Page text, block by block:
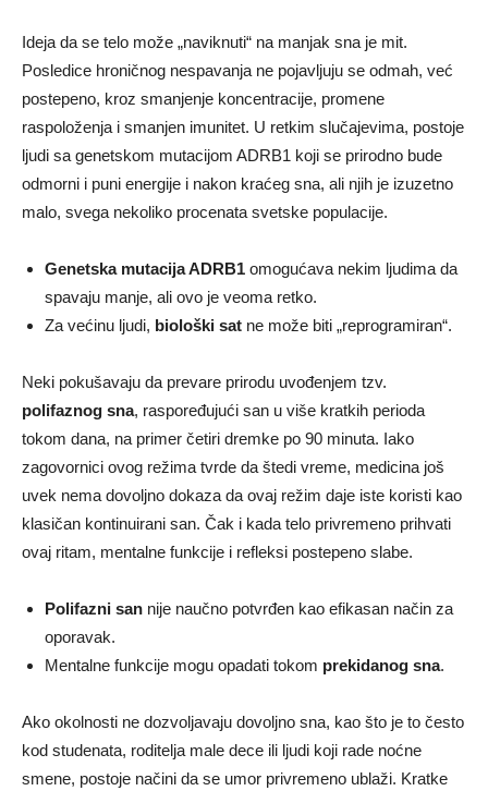
Ideja da se telo može „naviknuti“ na manjak sna je mit.
Posledice hroničnog nespavanja ne pojavljuju se odmah, već
postepeno, kroz smanjenje koncentracije, promene
raspoloženja i smanjen imunitet. U retkim slučajevima, postoje
ljudi sa genetskom mutacijom ADRB1 koji se prirodno bude
odmorni i puni energije i nakon kraćeg sna, ali njih je izuzetno
malo, svega nekoliko procenata svetske populacije.
Genetska mutacija ADRB1 omogućava nekim ljudima da
spavaju manje, ali ovo je veoma retko.
Za većinu ljudi, biološki sat ne može biti „reprogramiran“.
Neki pokušavaju da prevare prirodu uvođenjem tzv.
polifaznog sna, raspoređujući san u više kratkih perioda
tokom dana, na primer četiri dremke po 90 minuta. Iako
zagovornici ovog režima tvrde da štedi vreme, medicina još
uvek nema dovoljno dokaza da ovaj režim daje iste koristi kao
klasičan kontinuirani san. Čak i kada telo privremeno prihvati
ovaj ritam, mentalne funkcije i refleksi postepeno slabe.
Polifazni san nije naučno potvrđen kao efikasan način za
oporavak.
Mentalne funkcije mogu opadati tokom prekidanog sna.
Ako okolnosti ne dozvoljavaju dovoljno sna, kao što je to često
kod studenata, roditelja male dece ili ljudi koji rade noćne
smene, postoje načini da se umor privremeno ublaži. Kratke